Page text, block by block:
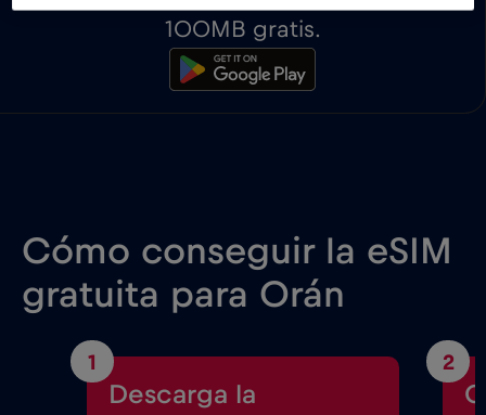
100MB gratis.
Cómo conseguir la eSIM
gratuita para Orán
1
Descarga la
2